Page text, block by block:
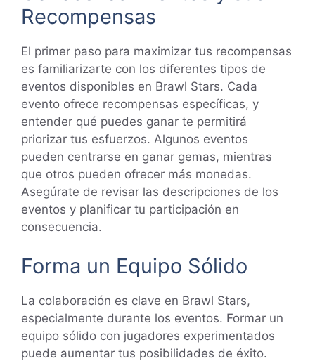
Recompensas
El primer paso para maximizar tus recompensas
es familiarizarte con los diferentes tipos de
eventos disponibles en Brawl Stars. Cada
evento ofrece recompensas específicas, y
entender qué puedes ganar te permitirá
priorizar tus esfuerzos. Algunos eventos
pueden centrarse en ganar gemas, mientras
que otros pueden ofrecer más monedas.
Asegúrate de revisar las descripciones de los
eventos y planificar tu participación en
consecuencia.
Forma un Equipo Sólido
La colaboración es clave en Brawl Stars,
especialmente durante los eventos. Formar un
equipo sólido con jugadores experimentados
puede aumentar tus posibilidades de éxito.